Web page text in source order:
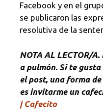
Facebook y en el
se publicaron las
resolutiva de la
NOTA AL LECTOR/
a pulmón. Si te
el post, una forma
es invitarme un
| Cafecito